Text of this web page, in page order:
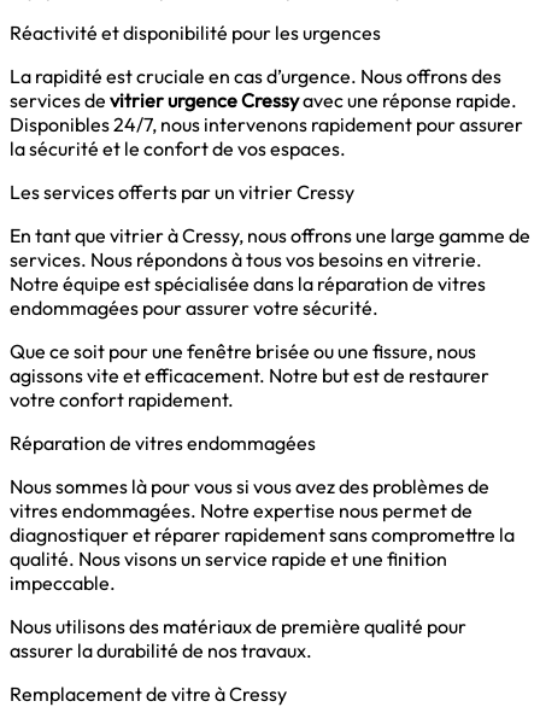
Réactivité et disponibilité pour les urgences
La rapidité est cruciale en cas d’urgence. Nous offrons des
services de vitrier urgence Cressyavec une réponse rapide.
Disponibles 24/7, nous intervenons rapidement pour assurer
la sécurité et le confort de vos espaces.
Les services offerts par un vitrier Cressy
En tant que vitrier à Cressy, nous offrons une large gamme de
services. Nous répondons à tous vos besoins en vitrerie.
Notre équipe est spécialisée dans la réparation de vitres
endommagées pour assurer votre sécurité.
Que ce soit pour une fenêtre brisée ou une fissure, nous
agissons vite et efficacement. Notre but est de restaurer
votre confort rapidement.
Réparation de vitres endommagées
Nous sommes là pour vous si vous avez des problèmes de
vitres endommagées. Notre expertise nous permet de
diagnostiquer et réparer rapidement sans compromettre la
qualité. Nous visons un service rapide et une finition
impeccable.
Nous utilisons des matériaux de première qualité pour
assurer la durabilité de nos travaux.
Remplacement de vitre à Cressy